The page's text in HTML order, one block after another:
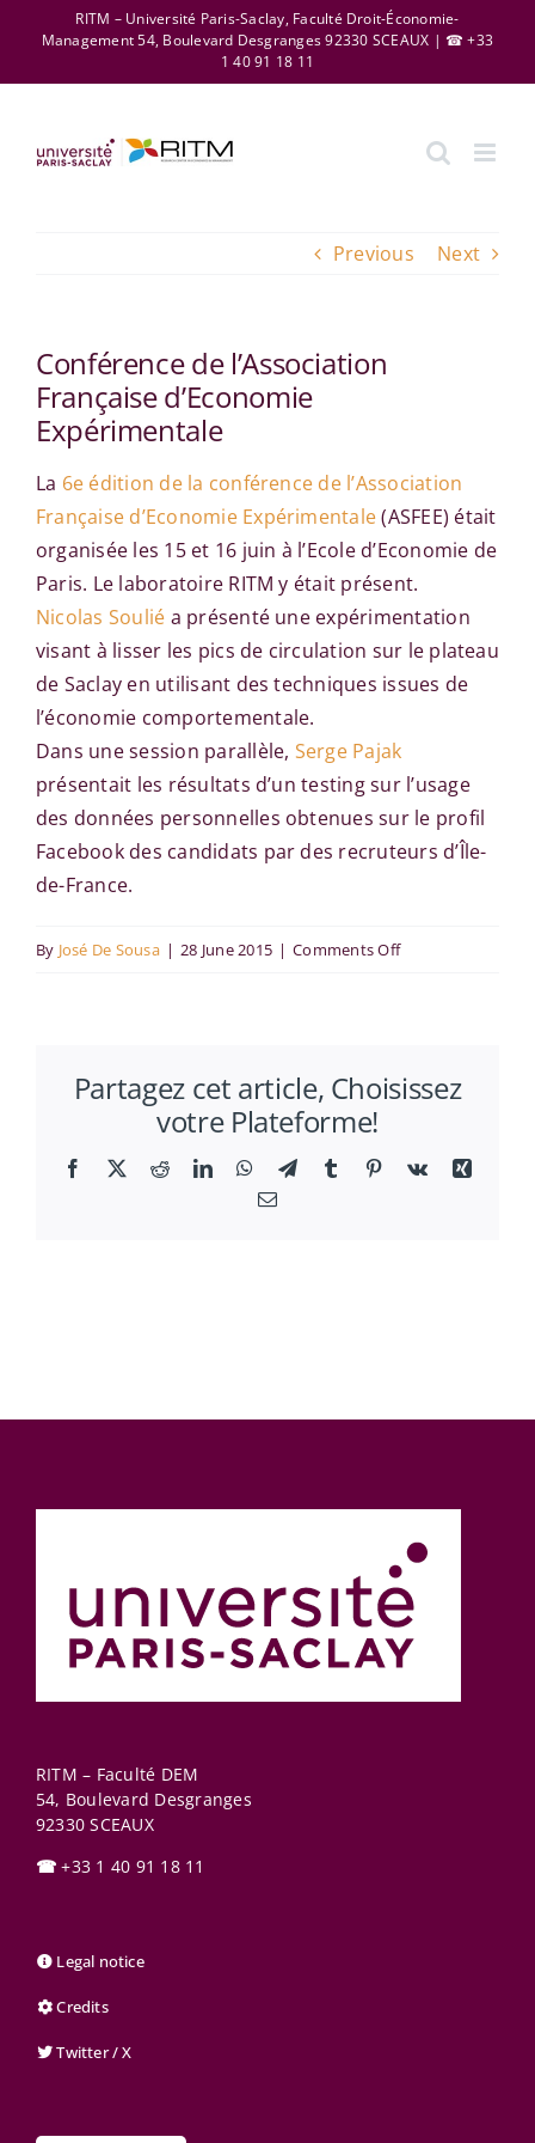
content
RITM – Université Paris-Saclay, Faculté Droit-Économie-
Management 54, Boulevard Desgranges 92330 SCEAUX | ☎ +33
1 40 91 18 11
Previous Next
Conférence de l’Association
Française d’Economie
Expérimentale
La 6e édition de la conférence de l’Association
Française d’Economie Expérimentale(ASFEE) était
organisée les 15 et 16 juin à l’Ecole d’Economie de
Paris. Le laboratoire RITM y était présent.
Nicolas Soulié a présenté une expérimentation
visant à lisser les pics de circulation sur le plateau
de Saclay en utilisant des techniques issues de
l’économie comportementale.
Dans une session parallèle, Serge Pajak
présentait les résultats d’un testing sur l’usage
des données personnelles obtenues sur le profil
Facebook des candidats par des recruteurs d’Île-
de-France.
By José De Sousa | 28 June 2015 | Comments Offon
Française
Partagez cet article, Choisissez
votre Plateforme!
Facebook
X RedditLinkedInWhatsApp
TelegramTumblr Pinterest
Vk
Xing
Email
RITM – Faculté DEM
54, Boulevard Desgranges
92330 SCEAUX
☎ +33 1 40 91 18 11
Legal notice
Credits
Twitter / X